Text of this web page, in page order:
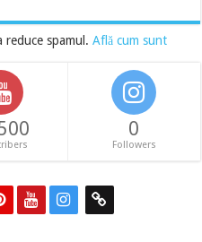
reduce spamul.Află cum sunt
0
Followers